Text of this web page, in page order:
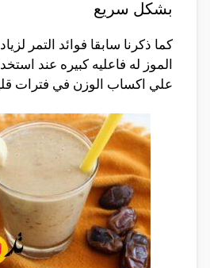
بشكل سريع
كما ذكرنا سابقا فوائد التمر
الموز له فاعليه كبيره عند
علي اكساب الوزن في فترات